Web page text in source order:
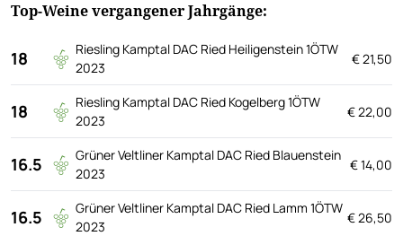
Top-Weine vergangener Jahrgänge:
18
Riesling Kamptal DAC Ried Heiligenstein 1ÖTW
2023
€ 21,50
18
Riesling Kamptal DAC Ried Kogelberg 1ÖTW
2023
€ 22,00
16.5
Grüner Veltliner Kamptal DAC Ried Blauenstein
2023
€ 14,00
16.5
Grüner Veltliner Kamptal DAC Ried Lamm 1ÖTW
2023
€ 26,50